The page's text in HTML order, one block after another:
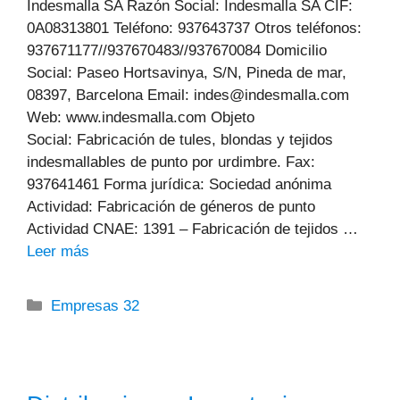
Indesmalla SA Razón Social: Indesmalla SA CIF:
0A08313801 Teléfono: 937643737 Otros teléfonos:
937671177//937670483//937670084 Domicilio
Social: Paseo Hortsavinya, S/N, Pineda de mar,
08397, Barcelona Email: indes@indesmalla.com
Web: www.indesmalla.com Objeto
Social: Fabricación de tules, blondas y tejidos
indesmallables de punto por urdimbre. Fax:
937641461 Forma jurídica: Sociedad anónima
Actividad: Fabricación de géneros de punto
Actividad CNAE: 1391 – Fabricación de tejidos …
Leer más
Categorías
Empresas 32